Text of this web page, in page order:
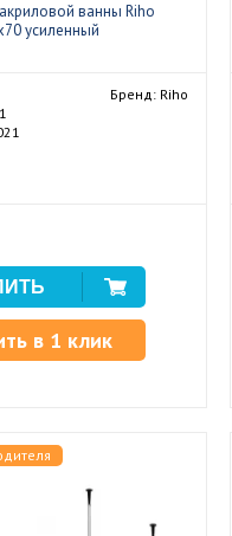
ванны Riho
усиленный
Бренд: Riho
в 1 клик